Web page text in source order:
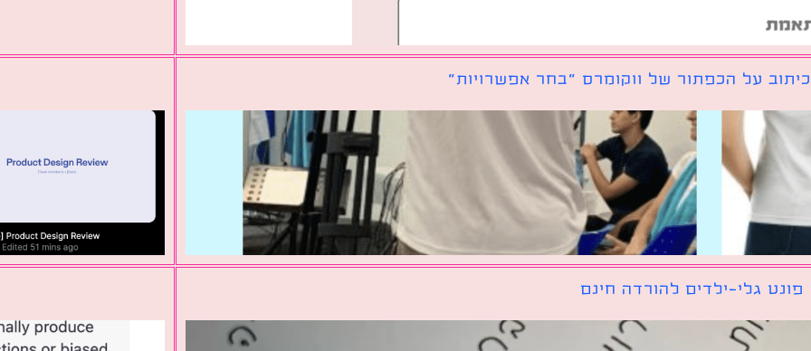
על הכפתור של ווקומרס ״בחר אפשרויות״
פונט גלי-ילדים להורדה חינם